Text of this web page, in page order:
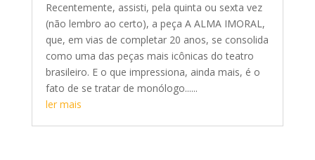
Recentemente, assisti, pela quinta ou sexta vez
(não lembro ao certo), a peça A ALMA IMORAL,
que, em vias de completar 20 anos, se consolida
como uma das peças mais icônicas do teatro
brasileiro. E o que impressiona, ainda mais, é o
fato de se tratar de monólogo......
ler mais